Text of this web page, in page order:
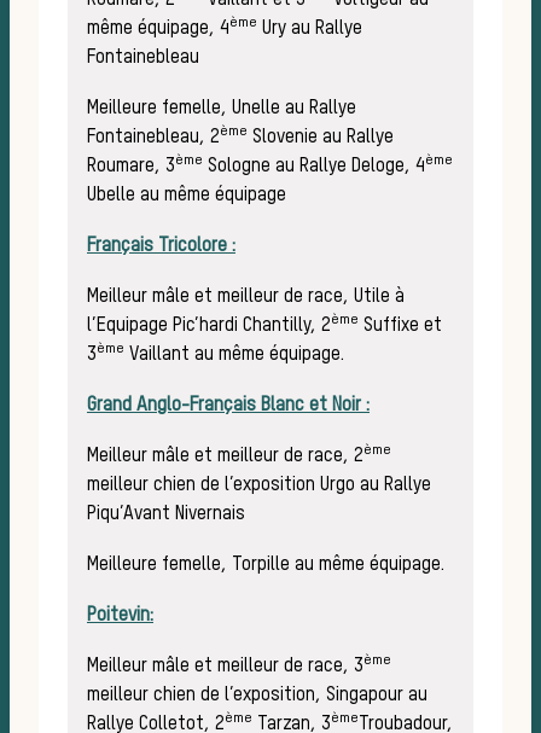
La
même équipage, 4ème Ury au Rallye
Fontainebleau
Meilleure femelle, Unelle au Rallye
Fontainebleau, 2ème Slovenie au Rallye
Roumare, 3ème Sologne au Rallye Deloge, 4ème
Ubelle au même équipage
Français Tricolore :
Meilleur mâle et meilleur de race, Utile à
l’Equipage Pic’hardi Chantilly, 2ème Suffixe et
3ème Vaillant au même équipage.
Grand Anglo-Français Blanc et Noir :
Meilleur mâle et meilleur de race, 2ème
meilleur chien de l’exposition Urgo au Rallye
Piqu’Avant Nivernais
Meilleure femelle, Torpille au même équipage.
Poitevin:
Meilleur mâle et meilleur de race, 3ème
meilleur chien de l’exposition, Singapour au
Rallye Colletot, 2ème Tarzan, 3ème
Troubadour,